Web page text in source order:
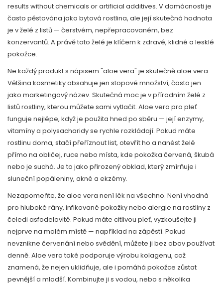
results without chemicals or artificial additives. V domácnosti je
často pěstována jako bytová rostlina, ale její skutečná hodnota
je v želé z listů — čerstvém, nepřepracovaném, bez
konzervantů. A právě toto želé je klíčem k zdravé, klidné a lesklé
pokožce.
Ne každý produkt s nápisem "aloe vera" je skutečně aloe vera.
Většina kosmetiky obsahuje jen stopové množství, často jen
jako marketingový název. Skutečná moc je v přírodním želé z
listů rostliny, kterou můžete sami vytlačit. Aloe vera pro pleť
funguje nejlépe, když je použita hned po sběru — její enzymy,
vitamíny a polysacharidy se rychle rozkládají. Pokud máte
rostlinu doma, stačí přeříznout list, otevřít ho a nanést želé
přímo na obličej, ruce nebo místa, kde pokožka červená, škubá
nebo je suchá. Je to jako přirozený obklad, který zmírňuje i
sluneční popáleniny, akné a ekzémy.
Nezapomeňte, že aloe vera není lék na všechno. Není vhodná
pro hluboké rány, infikované pokožky nebo alergie na rostliny z
čeledi asfodelovité. Pokud máte citlivou pleť, vyzkoušejte ji
nejprve na malém místě — například na zápěstí. Pokud
nevznikne červenání nebo svědění, můžete ji bez obav používat
denně. Aloe vera také podporuje výrobu kolagenu, což
znamená, že nejen uklidňuje, ale i pomáhá pokožce zůstat
pevnější a mladší. Kombinujte ji s vodou, nebo s několika